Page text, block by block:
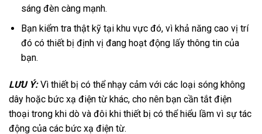
sáng đèn càng mạnh.
Bạn kiểm tra thật kỹ tại khu vực đó, vì khả năng cao vị trí
đó có thiết bị định vị đang hoạt động lấy thông tin của
bạn.
LƯU Ý: Vì thiết bị có thể nhạy cảm với các loại sóng không
dây hoặc bức xạ điện từ khác, cho nên bạn cần tắt điện
thoại trong khi dò và đôi khi thiết bị có thể hiểu lầm vì sự tác
động của các bức xạ điện từ.